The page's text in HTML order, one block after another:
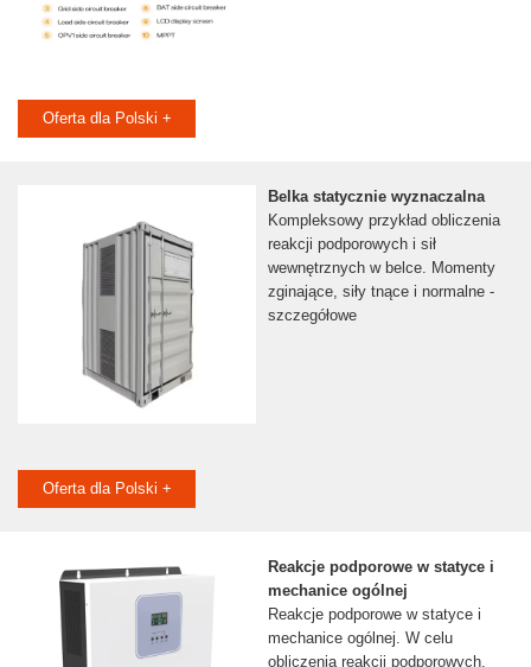
Oferta dla Polski +
Belka statycznie wyznaczalna
Kompleksowy przykład obliczenia
reakcji podporowych i sił
wewnętrznych w belce. Momenty
zginające, siły tnące i normalne -
szczegółowe
Oferta dla Polski +
Reakcje podporowe w statyce i
mechanice ogólnej
Reakcje podporowe w statyce i
mechanice ogólnej. W celu
obliczenia reakcji podporowych,